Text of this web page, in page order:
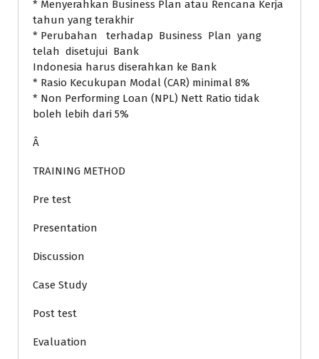
* Menyerahkan Business Plan atau Rencana Kerja
tahun yang terakhir
* Perubahan terhadap Business Plan yang
telah disetujui Bank
Indonesia harus diserahkan ke Bank
* Rasio Kecukupan Modal (CAR) minimal 8%
* Non Performing Loan (NPL) Nett Ratio tidak
boleh lebih dari 5%
Â
TRAINING METHOD
Pre test
Presentation
Discussion
Case Study
Post test
Evaluation